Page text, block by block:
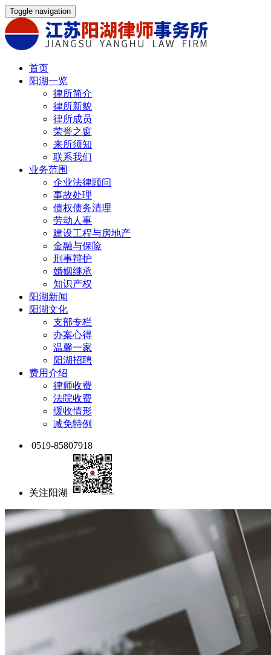
Toggle navigation
首页
阳湖一览
律所简介
律所新貌
律所成员
荣誉之窗
来所须知
联系我们
业务范围
企业法律顾问
事故处理
债权债务清理
劳动人事
建设工程与房地产
金融与保险
刑事辩护
婚姻继承
知识产权
阳湖新闻
阳湖文化
支部专栏
办案心得
温馨一家
阳湖招聘
费用介绍
律师收费
法院收费
缓收情形
减免特例
0519-85807918
关注阳湖